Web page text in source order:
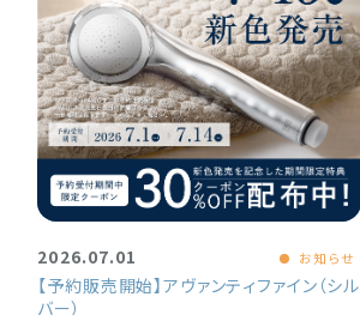
2026.07.01 お知らせ
【予約販売開始】アヴァンティファイン（シル
バー）